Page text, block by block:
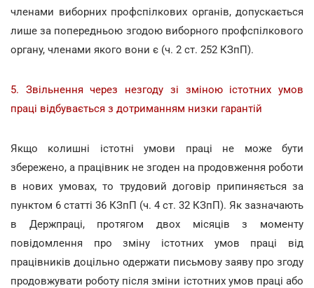
членами виборних профспілкових органів, допускається
лише за попередньою згодою виборного профспілкового
органу, членами якого вони є (ч. 2 ст. 252 КЗпП).
5. Звільнення через незгоду зі зміною істотних умов
праці відбувається з дотриманням низки гарантій
Якщо колишні істотні умови праці не може бути
збережено, а працівник не згоден на продовження роботи
в нових умовах, то трудовий договір припиняється за
пунктом 6 статті 36 КЗпП (ч. 4 ст. 32 КЗпП). Як зазначають
в Держпраці, протягом двох місяців з моменту
повідомлення про зміну істотних умов праці від
працівників доцільно одержати письмову заяву про згоду
продовжувати роботу після зміни істотних умов праці або